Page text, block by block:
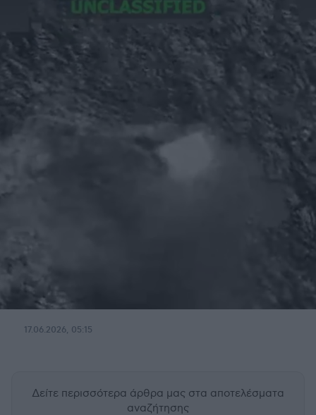
17.06.2026, 05:15
Δείτε περισσότερα άρθρα μας στα αποτελέσματα
αναζήτησης